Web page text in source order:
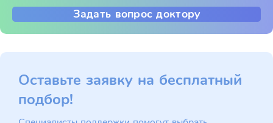
Задать вопрос доктору
Оставьте заявку на бесплатный
подбор!